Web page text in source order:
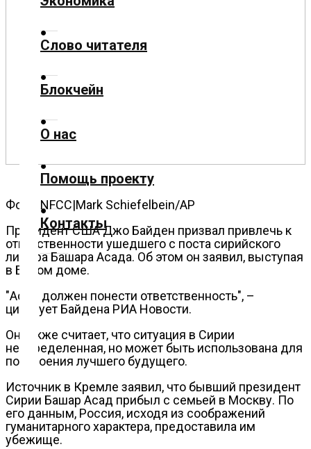
Экономика
Слово
Блокчейн
О
нас
проекту
Контакты
Слово читателя
Блокчейн
О нас
Помощь проекту
Контакты
Фото: NFCC|Mark Schiefelbein/AP
Президент США Джо Байден призвал привлечь к
ответственности ушедшего с поста сирийского
лидера Башара Асада. Об этом он заявил, выступая
в Белом доме.
"Асад должен понести ответственность", –
цитирует Байдена РИА Новости.
Он также считает, что ситуация в Сирии
неопределенная, но может быть использована для
построения лучшего будущего.
Источник в Кремле заявил, что бывший президент
Сирии Башар Асад прибыл с семьей в Москву. По
его данным, Россия, исходя из соображений
гуманитарного характера, предоставила им
убежище.